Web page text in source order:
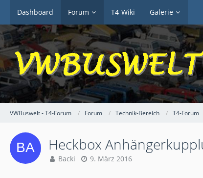
Dashboard Forum T4-Wiki Galerie
VWBuswelt - T4-Forum Forum Technik-Bereich T4-Forum
Heckbox
Backi 9. März 2016